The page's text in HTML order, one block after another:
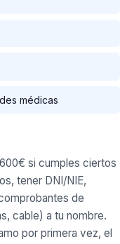
médicas
si cumples ciertos
tener DNI/NIE,
de
cable) a tu nombre.
por primera vez, el